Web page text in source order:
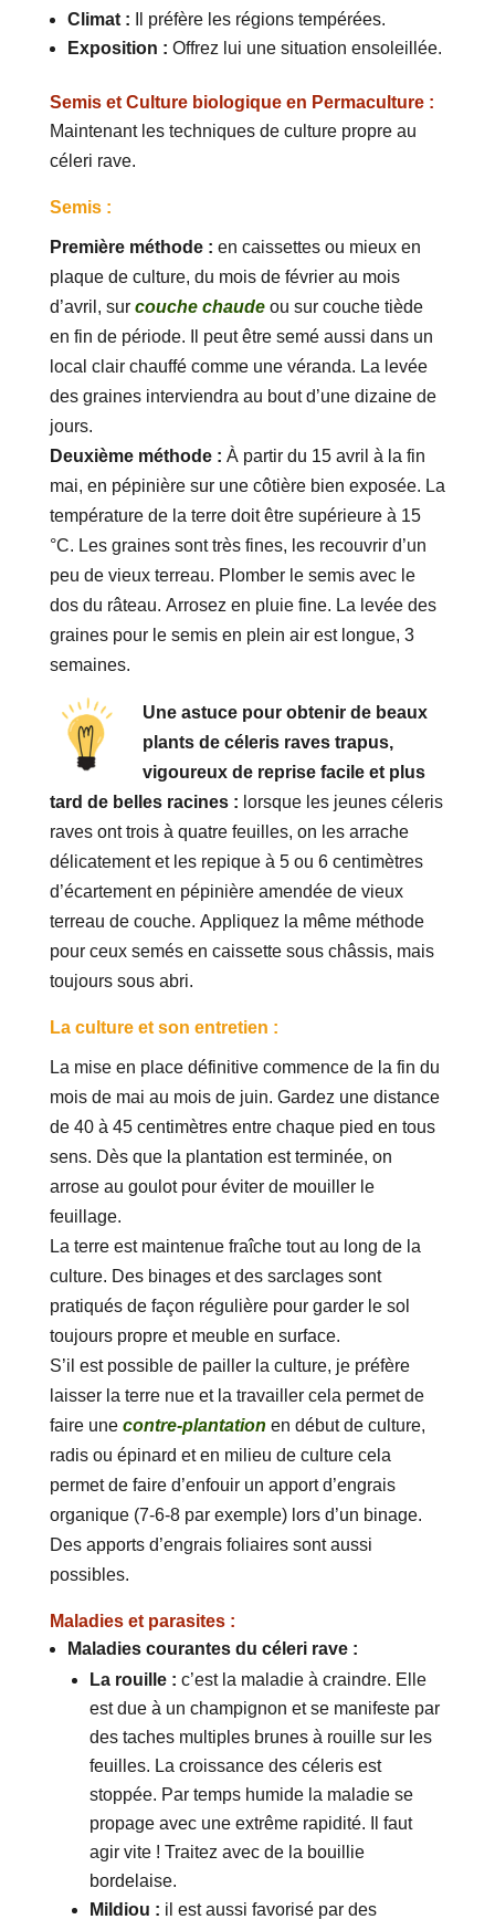
Climat :
Il préfère les régions tempérées.
Exposition : Offrez lui une situation ensoleillée.
Semis et Culture biologique en Permaculture :
Maintenant les techniques de culture propre au
céleri rave.
Semis :
Première méthode : en caissettes ou mieux en
plaque de culture, du mois de février au mois
d’avril, sur couche chaudeou sur couche tiède
en fin de période. Il peut être semé aussi dans un
local clair chauffé comme une véranda. La levée
des graines interviendra au bout d’une dizaine de
jours.
Deuxième méthode : À partir du 15 avril à la fin
mai, en pépinière sur une côtière bien exposée. La
température de la terre doit être supérieure à 15
°C. Les graines sont très fines, les recouvrir d’un
peu de vieux terreau. Plomber le semis avec le
dos du râteau. Arrosez en pluie fine. La levée des
graines pour le semis en plein air est longue, 3
semaines.
Une astuce pour obtenir de beaux
plants de céleris raves trapus,
vigoureux de reprise facile et plus
tard de belles racines : lorsque les jeunes céleris
raves ont trois à quatre feuilles, on les arrache
délicatement et les repique à 5 ou 6 centimètres
d’écartement en pépinière amendée de vieux
terreau de couche. Appliquez la même méthode
pour ceux semés en caissette sous châssis, mais
toujours sous abri.
La culture et son entretien :
La mise en place définitive commence de la fin du
mois de mai au mois de juin. Gardez une distance
de 40 à 45 centimètres entre chaque pied en tous
sens. Dès que la plantation est terminée, on
arrose au goulot pour éviter de mouiller le
feuillage.
La terre est maintenue fraîche tout au long de la
culture. Des binages et des sarclages sont
pratiqués de façon régulière pour garder le sol
toujours propre et meuble en surface.
S’il est possible de pailler la culture, je préfère
laisser la terre nue et la travailler cela permet de
faire une contre-plantation en début de culture,
radis ou épinard et en milieu de culture cela
permet de faire d’enfouir un apport d’engrais
organique (7-6-8 par exemple) lors d’un binage.
Des apports d’engrais foliaires sont aussi
possibles.
Maladies et parasites :
Maladies courantes du céleri rave :
La rouille : c’est la maladie à craindre. Elle
est due à un champignon et se manifeste par
des taches multiples brunes à rouille sur les
feuilles. La croissance des céleris est
stoppée. Par temps humide la maladie se
propage avec une extrême rapidité. Il faut
agir vite ! Traitez avec de la bouillie
bordelaise.
Mildiou : il est aussi favorisé par des